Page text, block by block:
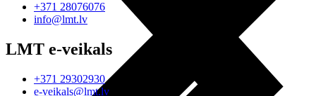
+371 28076076
info@lmt.lv
LMT e-veikals
+371 29302930
e-veikals@lmt.lv